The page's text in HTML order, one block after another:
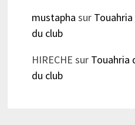
mustapha sur
du club
HIRECHE sur Touahria
du club